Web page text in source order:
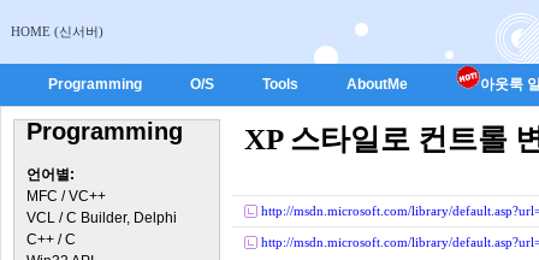
HOME (신서버)
Programming O/S Tools AboutMe 아웃룩
Programming
언어별:
MFC / VC++
VCL / C Builder, Delphi
C++ / C
XP 스타일로 컨트롤
http://msdn.microsoft.com/library/
http://msdn.microsoft.com/library/